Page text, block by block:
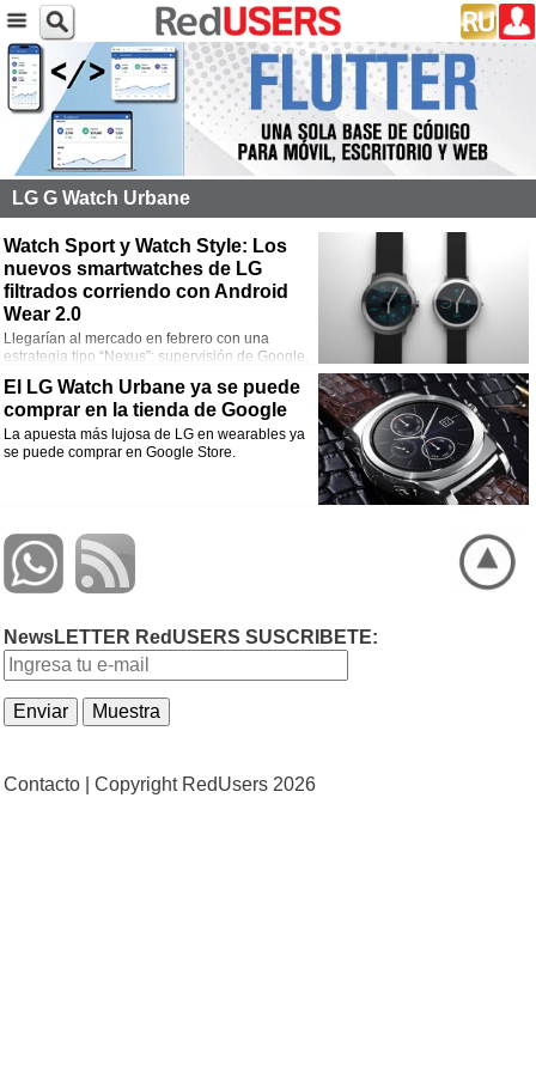
LG G Watch Urbane
Watch Sport y Watch Style: Los
nuevos smartwatches de LG
filtrados corriendo con Android
Wear 2.0
Llegarían al mercado en febrero con una
estrategia tipo “Nexus”: supervisión de Google,
fabricación a cargo de un tercero, LG en este caso.
El LG Watch Urbane ya se puede
comprar en la tienda de Google
La apuesta más lujosa de LG en wearables ya
se puede comprar en Google Store.
NewsLETTER RedUSERS SUSCRIBETE:
Contacto | Copyright RedUsers 2026